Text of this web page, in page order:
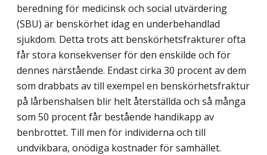
beredning för medicinsk och social utvärdering
(SBU) är benskörhet idag en underbehandlad
sjukdom. Detta trots att benskörhetsfrakturer ofta
får stora konsekvenser för den enskilde och för
dennes närstående. Endast cirka 30 procent av dem
som drabbats av till exempel en benskörhetsfraktur
på lårbenshalsen blir helt återställda och så många
som 50 procent får bestående handikapp av
benbrottet. Till men för individerna och till
undvikbara, onödiga kostnader för samhället.